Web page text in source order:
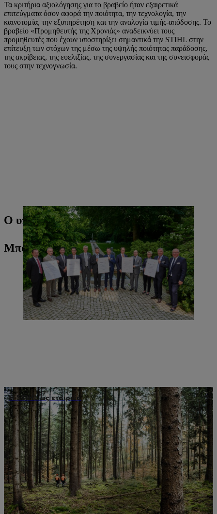
Τα κριτήρια αξιολόγησης για το βραβείο ήταν εξαιρετικά
επιτεύγματα όσον αφορά την ποιότητα, την τεχνολογία, την
καινοτομία, την εξυπηρέτηση και την αναλογία τιμής-απόδοσης. Το
βραβείο «Προμηθευτής της Χρονιάς» αναδεικνύει τους
προμηθευτές που έχουν υποστηρίξει σημαντικά την STIHL στην
επίτευξη των στόχων της μέσω της υψηλής ποιότητας παράδοσης,
της ακρίβειας, της ευελιξίας, της συνεργασίας και της συνεισφοράς
τους στην τεχνογνωσία.
Ο υπεύθυνος επικοινωνίας τύπου
Μπορεί επίσης να σας ενδιαφέρει
Η STIHL ως εταιρεία